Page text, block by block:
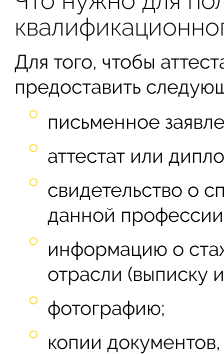
Для того, чтобы
предоставить
письменное
аттестат или
свидетельство о
данной
информацию о
отрасли (выписку
фотографию;
копии